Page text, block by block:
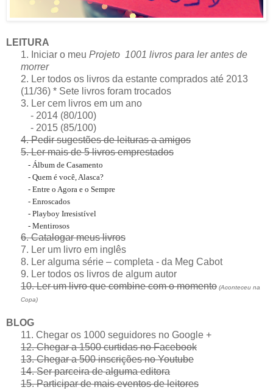
LEITURA
1. Iniciar o meu Projeto 1001 livros para ler antes de
morrer
2. Ler todos os livros da estante comprados até 2013
(11/36) * Sete livros foram trocados
3. Ler cem livros em um ano
- 2014 (80/100)
- 2015 (85/100)
4. Pedir sugestões de leituras a amigos
5. Ler mais de 5 livros emprestados
- Álbum de Casamento
- Quem é você, Alasca?
- Entre o Agora e o Sempre
- Enroscados
- Playboy Irresistível
- Mentirosos
6. Catalogar meus livros
7. Ler um livro em inglês
8. Ler alguma série – completa - da Meg Cabot
9. Ler todos os livros de algum autor
10. Ler um livro que combine com o momento (Aconteceu na
Copa)
BLOG
11. Chegar os 1000 seguidores no Google +
12. Chegar a 1500 curtidas no Facebook
13. Chegar a 500 inscrições no Youtube
14. Ser parceira de alguma editora
15. Participar de mais eventos de leitores